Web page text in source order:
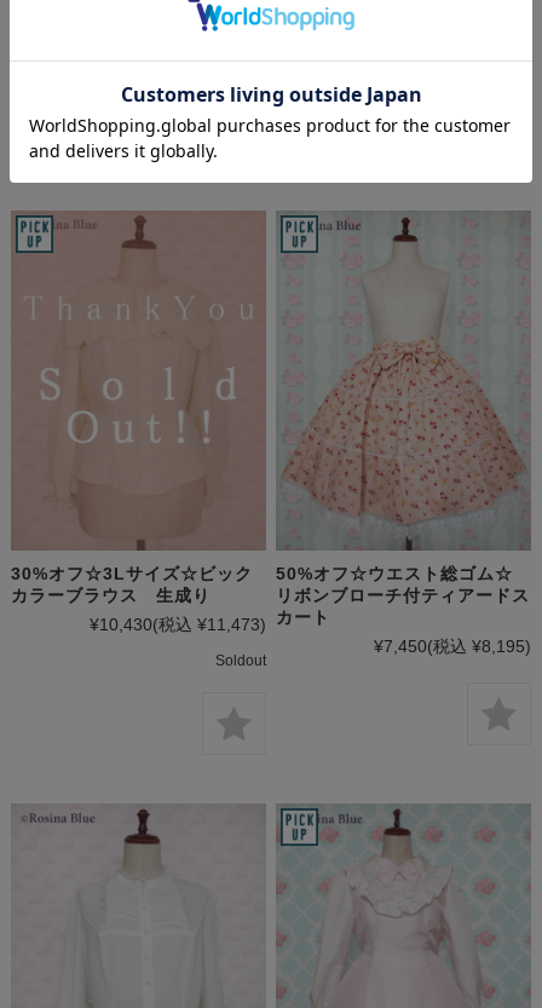
(税込 ¥25,190)
Soldout
スカートセット
30%オフ☆3Lサイズ☆ビック
カラーブラウス 生成り
¥10,430(税込 ¥11,473)
Soldout
50%オフ☆ウエスト総ゴム☆
リボンブローチ付ティアードス
カート
¥7,450(税込 ¥8,195)